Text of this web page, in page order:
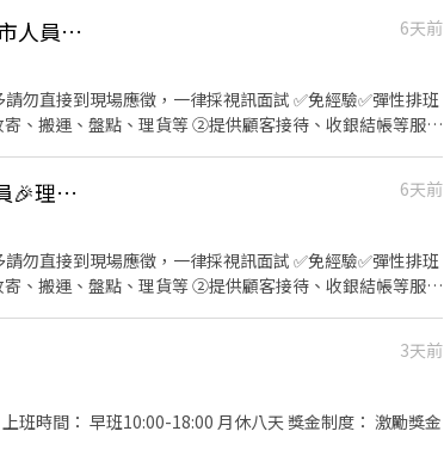
＠） ❤️‍點擊加入:https://lin.ee/TuSzLpe (加入後請傳: 職
【台中北屯 西屯 大雅 潭子 豐原】店多可選🦐蝦皮 門市人員🎉理貨上架收銀超簡單🙌🏻歡迎兼職打工
6天前
至少一天六或
：台中市北屯區東山路一段283號 台中北屯 - 智取店：台
段181號 北屯松竹店：台中市北屯區松竹路二段227號 北
德店：台中市西屯區西屯路二段42號 西屯何厝店：台中
永福店：台中市西屯區永福路27號 西屯福星店：台中市
【台中北區 西區 東區 太平】店多可選🦐蝦皮 門市人員🎉理貨上架收銀超簡單🙌🏻歡迎兼職打工
6天前
至少一天六或
3天前
班時間： 早班10:00-18:00 月休八天 獎金制度： 激勵獎金